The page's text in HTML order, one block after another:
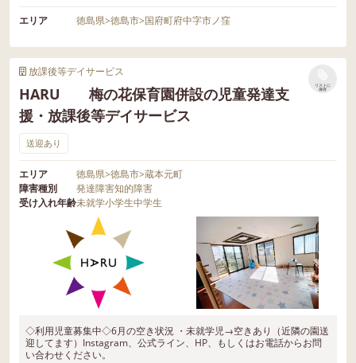
エリア 徳島県>徳島市>国府町府中字市ノ窪
放課後等デイサービス
HARU 梅の花保育園併設の児童発達支
援・放課後等デイサービス
リストに
保存
送迎あり
エリア 徳島県>徳島市>蔵本元町
障害種別
発達障害知的障害
受け入れ年齢未就学小学生中学生
◇利用児童募集中◇6月の空き状況 ・未就学児→空きあり（近隣の園送
迎してます）Instagram、公式ライン、HP、もしくはお電話からお問
い合わせください。